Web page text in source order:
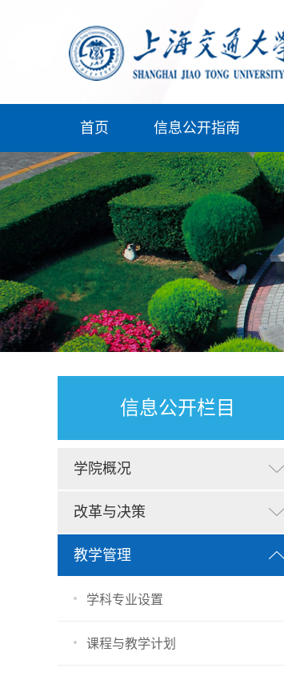
首页 信息公开指南
信息公开栏目
学院概况
改革与决策
教学管理
学科专业设置
课程与教学计划